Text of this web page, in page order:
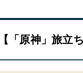
「原神」旅立